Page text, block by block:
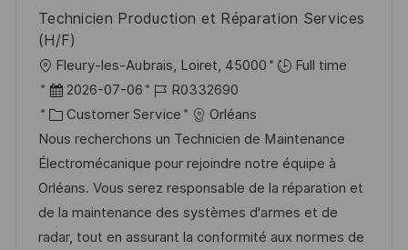
h
u
n
g
r
f
Technicien Production et Réparation Services
(H/F)
O
r
t
Fleury-les-Aubrais, Loiret, 45000
Full time
D
a
t
u
m
d
e
2026-07-06
J
o
b
-
I
D
R0332690
K
a
t
e
g
o
Customer Service
Orléans
Nous recherchons un Technicien de Maintenance
Électromécanique pour rejoindre notre équipe à
Orléans. Vous serez responsable de la réparation et
de la maintenance des systèmes d'armes et de
radar, tout en assurant la conformité aux normes de